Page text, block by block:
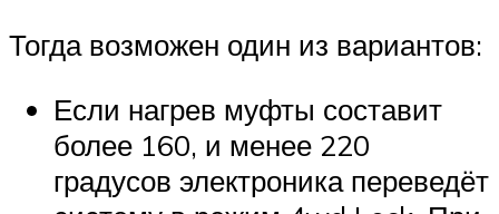
Тогда возможен один из вариантов:
Если нагрев муфты составит
более 160, и менее 220
градусов электроника переведёт